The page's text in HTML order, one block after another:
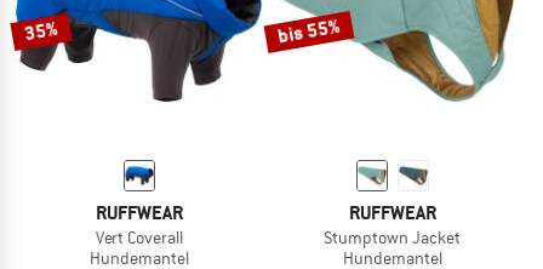
35%
RUFFWEAR
Vert Coverall
Hundemantel
bis 55%
RUFFWEAR
Stumptown Jacket
Hundemantel